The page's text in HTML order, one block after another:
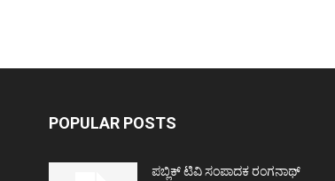
POPULAR POSTS
ಪಬ್ಲಿಕ್ ಟಿವಿ ಸಂಪಾದಕ ರಂಗನಾಥ್